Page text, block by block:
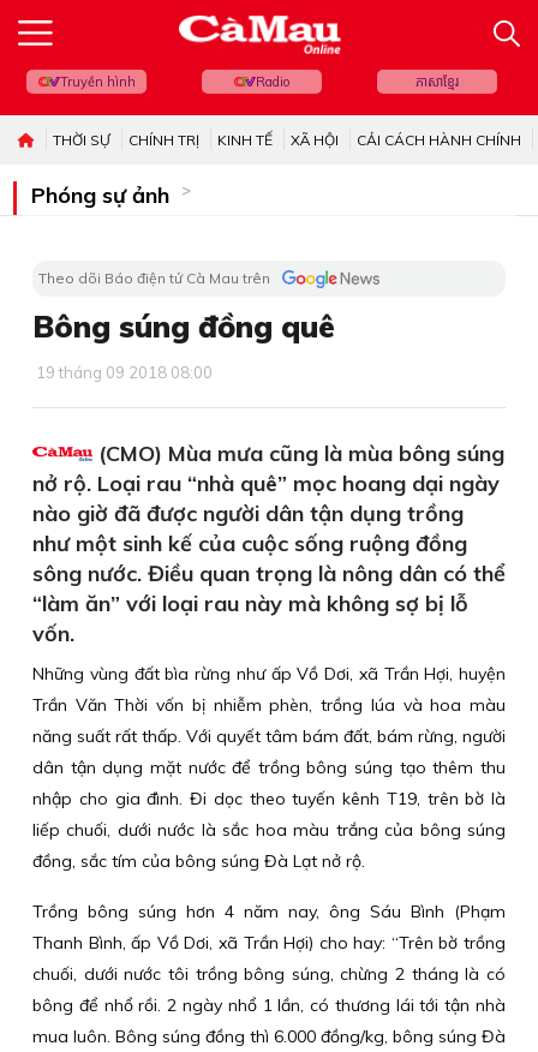
Truyền hình Radio ភាសាខ្មែរ
THỜI SỰ CHÍNH TRỊ KINH TẾ XÃ HỘI CẢI CÁCH HÀNH CHÍNH
Phóng sự ảnh
Theo dõi Báo điện tử Cà Mau trên
Bông súng đồng quê
19 tháng 09 2018 08:00
(CMO) Mùa mưa cũng là mùa bông súng
nở rộ. Loại rau “nhà quê” mọc hoang dại ngày
nào giờ đã được người dân tận dụng trồng
như một sinh kế của cuộc sống ruộng đồng
sông nước. Điều quan trọng là nông dân có thể
“làm ăn” với loại rau này mà không sợ bị lỗ
vốn.
Những vùng đất bìa rừng như ấp Vồ Dơi, xã Trần Hợi, huyện
Trần Văn Thời vốn bị nhiễm phèn, trồng lúa và hoa màu
năng suất rất thấp. Với quyết tâm bám đất, bám rừng, người
dân tận dụng mặt nước để trồng bông súng tạo thêm thu
nhập cho gia đình. Đi dọc theo tuyến kênh T19, trên bờ là
liếp chuối, dưới nước là sắc hoa màu trắng của bông súng
đồng, sắc tím của bông súng Đà Lạt nở rộ.
Trồng bông súng hơn 4 năm nay, ông Sáu Bình (Phạm
Thanh Bình, ấp Vồ Dơi, xã Trần Hợi) cho hay: “Trên bờ trồng
chuối, dưới nước tôi trồng bông súng, chừng 2 tháng là có
bông để nhổ rồi. 2 ngày nhổ 1 lần, có thương lái tới tận nhà
mua luôn. Bông súng đồng thì 6.000 đồng/kg, bông súng Đà